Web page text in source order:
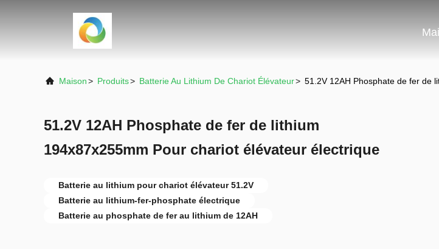
Maison> Produits> Batterie Au Lithium De Chariot Élévateur> 51.2V 12AH Phosphate de fer de
51.2V 12AH Phosphate de fer de lithium
194x87x255mm Pour chariot élévateur électrique
Batterie au lithium pour chariot élévateur 51.2V
Batterie au lithium-fer-phosphate électrique
Batterie au phosphate de fer au lithium de 12AH